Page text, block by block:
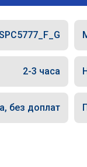
2-3 часа
без доплат